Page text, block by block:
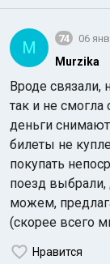
M 74 06
Murzika
Вроде связали,
так и не смогла
деньги
билеты не
покупать
поезд выбрали,
можем,
(скорее всего
Нравится